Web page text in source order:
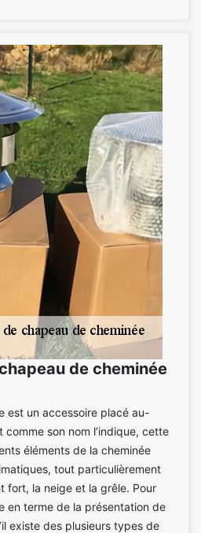
de cheminée
est un accessoire placé au-
son nom l’indique, cette
éléments de la cheminée
tout particulièrement
fort, la neige et la grêle. Pour
en terme de la présentation de
existe des plusieurs types de